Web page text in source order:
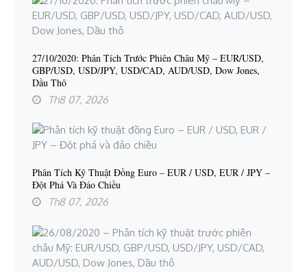
27/10/2020: Phân Tích Trước Phiên Châu Mỹ – EUR/USD,
GBP/USD, USD/JPY, USD/CAD, AUD/USD, Dow Jones,
Dầu Thô
Th8 07, 2026
Phân Tích Kỹ Thuật Đồng Euro – EUR / USD, EUR / JPY –
Đột Phá Và Đảo Chiều
Th8 07, 2026